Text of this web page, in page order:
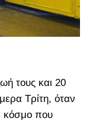
τους και 20
Τρίτη, όταν
κόσμο που